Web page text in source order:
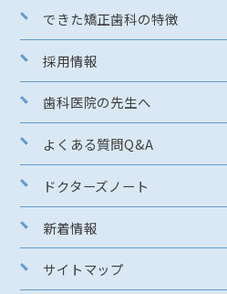
できた矯正歯科の特徴
採用情報
歯科医院の先生へ
よくある質問Q&A
ドクターズノート
新着情報
サイトマップ